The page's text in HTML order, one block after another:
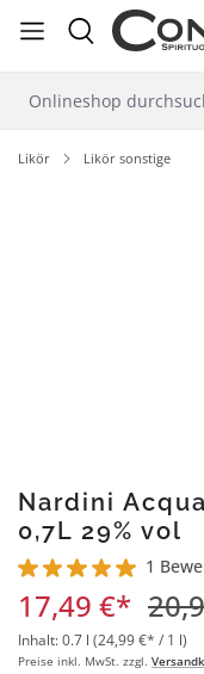
springen
Likör Likör sonstige
Nardini
0,7L 29% vol
Durchschnittliche
1
17,49 €*
Inhalt:0.7 l (24,99 €* / 1 l)
Preise inkl. MwSt. zzgl.